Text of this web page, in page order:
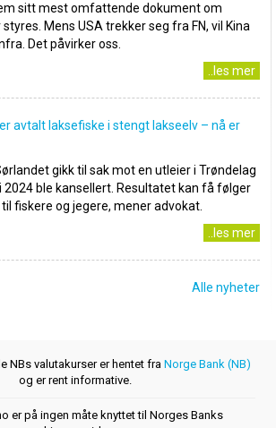
sitt mest omfattende dokument om
Mens USA trekker seg fra FN, vil Kina
Det påvirker oss.
..les mer
avtalt laksefiske i stengt lakseelv – nå er
gikk til sak mot en utleier i Trøndelag
ble kansellert. Resultatet kan få følger
fiskere og jegere, mener advokat.
..les mer
Alle nyheter
NBs valutakurser er hentet fra Norge Bank (NB)
og er rent informative.
er på ingen måte knyttet til Norges Banks